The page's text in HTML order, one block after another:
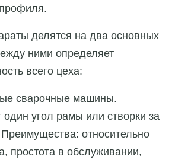
профиля.
делятся на два основных
ними определяет
всего цеха:
сварочные машины.
угол рамы или створки за
относительно
простота в обслуживании,